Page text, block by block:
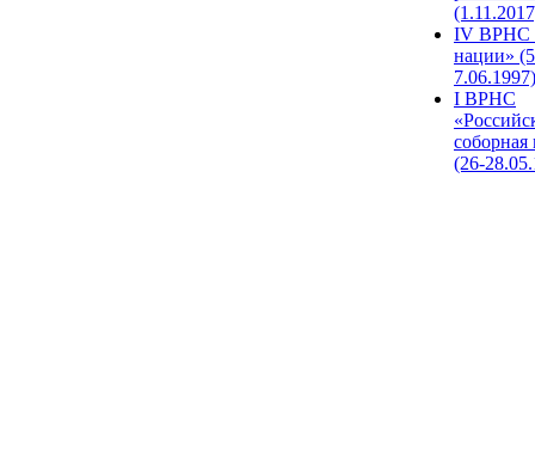
IV ВРНС
нации»
7.06.1997)
I ВРНС
(26-